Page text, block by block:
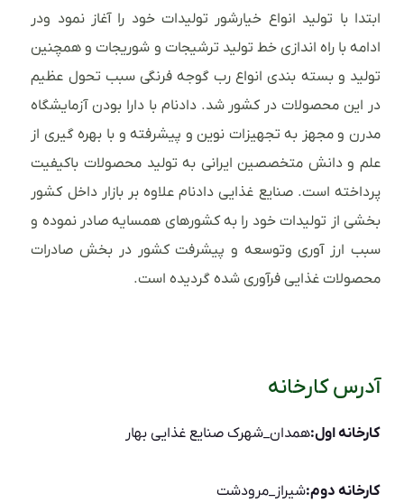
ابتدا با تولید انواع خیارشور تولیدات خود را آغاز نمود ودر
ادامه با راه اندازی خط تولید ترشیجات و شوریجات و همچنین
تولید و بسته بندی انواع رب گوجه فرنگی سبب تحول عظیم
در این محصولات در کشور شد. دادنام با دارا بودن آزمایشگاه
مدرن و مجهز به تجهیزات نوین و پیشرفته و با بهره گیری از
علم و دانش متخصصین ایرانی به تولید محصولات باکیفیت
پرداخته است. صنایع غذایی دادنام علاوه بر بازار داخل کشور
بخشی از تولیدات خود را به کشورهای همسایه صادر نموده و
سبب ارز آوری وتوسعه و پیشرفت کشور در بخش صادرات
محصولات غذایی فرآوری شده گردیده است.
آدرس کارخانه
کارخانه اول:همدان_شهرک صنایع غذایی بهار
کارخانه دوم:شیراز_مرودشت